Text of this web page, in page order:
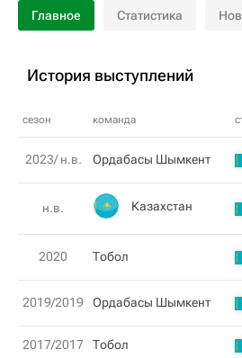
Главное Статистика
История выступлений
сезон команда
2023/ н.в. Ордабасы Шымкент
н.в. Казахстан
2020 Тобол
2019/2019 Ордабасы Шымкент
2017/2017 Тобол